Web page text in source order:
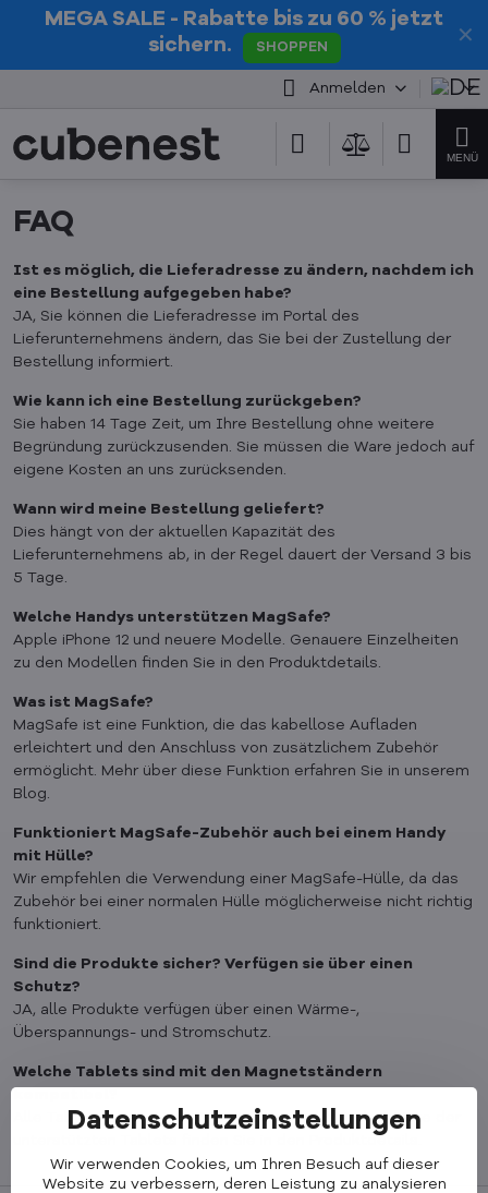
✕
MEGA SALE - Rabatte bis zu 60 % jetzt
sichern.
SHOPPEN
Anmelden
FAQ
Ist es möglich, die Lieferadresse zu ändern, nachdem ich
eine Bestellung aufgegeben habe?
JA, Sie können die Lieferadresse im Portal des
Lieferunternehmens ändern, das Sie bei der Zustellung der
Bestellung informiert.
Wie kann ich eine Bestellung zurückgeben?
Sie haben 14 Tage Zeit, um Ihre Bestellung ohne weitere
Begründung zurückzusenden. Sie müssen die Ware jedoch auf
eigene Kosten an uns zurücksenden.
Wann wird meine Bestellung geliefert?
Dies hängt von der aktuellen Kapazität des
Lieferunternehmens ab, in der Regel dauert der Versand 3 bis
5 Tage.
Welche Handys unterstützen MagSafe?
Apple iPhone 12 und neuere Modelle. Genauere Einzelheiten
zu den Modellen finden Sie in den Produktdetails.
Was ist MagSafe?
MagSafe ist eine Funktion, die das kabellose Aufladen
erleichtert und den Anschluss von zusätzlichem Zubehör
ermöglicht. Mehr über diese Funktion erfahren Sie in unserem
Blog.
Funktioniert MagSafe-Zubehör auch bei einem Handy
mit Hülle?
Wir empfehlen die Verwendung einer MagSafe-Hülle, da das
Zubehör bei einer normalen Hülle möglicherweise nicht richtig
funktioniert.
Sind die Produkte sicher? Verfügen sie über einen
Schutz?
JA, alle Produkte verfügen über einen Wärme-,
Überspannungs- und Stromschutz.
Welche Tablets sind mit den Magnetständern
Alle Tablets ohne „Home"-Taste. Eine vollständige Liste der
Datenschutzeinstellungen
Wir verwenden Cookies, um Ihren Besuch auf dieser
Website zu verbessern, deren Leistung zu analysieren